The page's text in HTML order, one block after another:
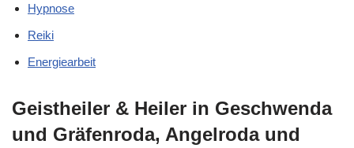
Hypnose
Reiki
Energiearbeit
Geistheiler & Heiler in Geschwenda
und Gräfenroda, Angelroda und